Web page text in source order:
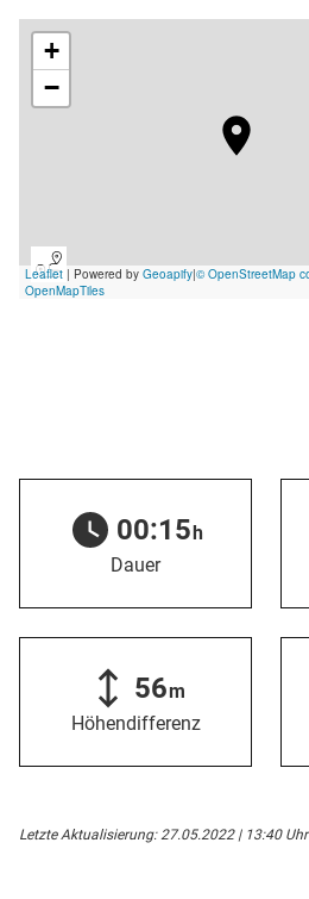
00:15h
Dauer
56m
Höhendifferenz
Letzte Aktualisierung: 27.05.2022 | 13:40 Uhr